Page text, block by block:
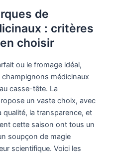
de
: critères
choisir
ou le fromage idéal,
champignons médicinaux
casse-tête. La
un vaste choix, avec
la transparence, et
cette saison ont tous un
soupçon de magie
scientifique. Voici les